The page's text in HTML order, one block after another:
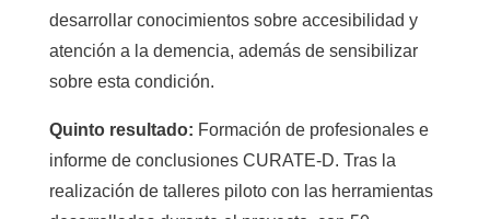
desarrollar conocimientos sobre accesibilidad y
atención a la demencia, además de sensibilizar
sobre esta condición.
Quinto resultado: Formación de profesionales e
informe de conclusiones CURATE-D. Tras la
realización de talleres piloto con las herramientas